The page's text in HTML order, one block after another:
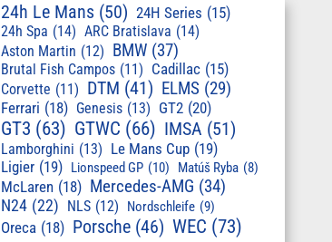
24h Le Mans (50) 24H Series (15)
24h Spa (14) ARC Bratislava (14)
Aston Martin (12) BMW (37)
Brutal Fish Campos (11) Cadillac (15)
Corvette (11) DTM (41) ELMS (29)
Ferrari (18) Genesis (13) GT2 (20)
GT3 (63) GTWC (66) IMSA (51)
Lamborghini (13) Le Mans Cup (19)
Ligier (19) Lionspeed GP (10) Matúš Ryba (8)
McLaren (18) Mercedes-AMG (34)
N24 (22) NLS (12) Nordschleife (9)
Oreca (18) Porsche (46) WEC (73)